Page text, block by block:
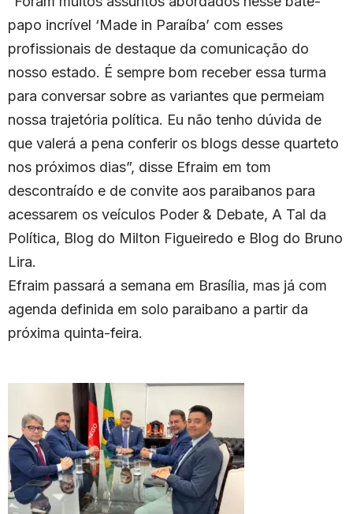
papo incrível ‘Made in Paraíba’ com esses
profissionais de destaque da comunicação do
nosso estado. É sempre bom receber essa turma
para conversar sobre as variantes que permeiam
nossa trajetória política. Eu não tenho dúvida de
que valerá a pena conferir os blogs desse quarteto
nos próximos dias”, disse Efraim em tom
descontraído e de convite aos paraibanos para
acessarem os veículos Poder & Debate, A Tal da
Política, Blog do Milton Figueiredo e Blog do Bruno
Lira.
Efraim passará a semana em Brasília, mas já com
agenda definida em solo paraibano a partir da
próxima quinta-feira.